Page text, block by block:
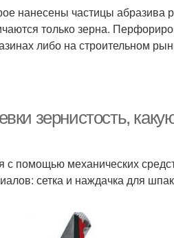
нанесены частицы абразива
только зерна.
либо на строительном
зернистость,
с помощью механических
сетка и наждачка для